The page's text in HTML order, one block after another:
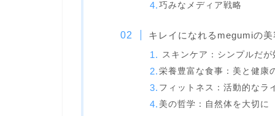
巧みなメディア戦略
キレイになれるmegumiの
スキンケア：シンプルだが
栄養豊富な食事：美と健康
フィットネス：活動的なラ
美の哲学：自然体を大切に